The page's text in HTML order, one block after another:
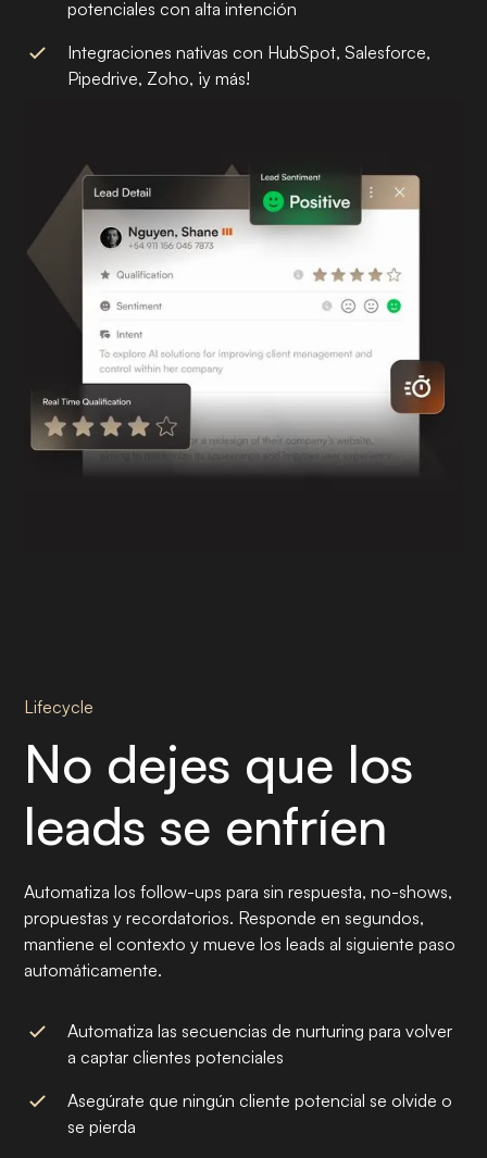
potenciales con alta intención
Integraciones nativas con HubSpot, Salesforce,
Pipedrive, Zoho, ¡y más!
Lifecycle
No dejes que los
leads se enfríen
Automatiza los follow-ups para sin respuesta, no-shows,
propuestas y recordatorios. Responde en segundos,
mantiene el contexto y mueve los leads al siguiente paso
automáticamente.
Automatiza las secuencias de nurturing para volver
a captar clientes potenciales
Asegúrate que ningún cliente potencial se olvide o
se pierda